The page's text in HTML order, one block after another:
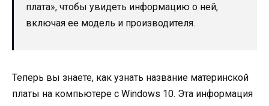
плата», чтобы увидеть информацию о ней,
включая ее модель и производителя.
Теперь вы знаете, как узнать название материнской
платы на компьютере с Windows 10. Эта информация